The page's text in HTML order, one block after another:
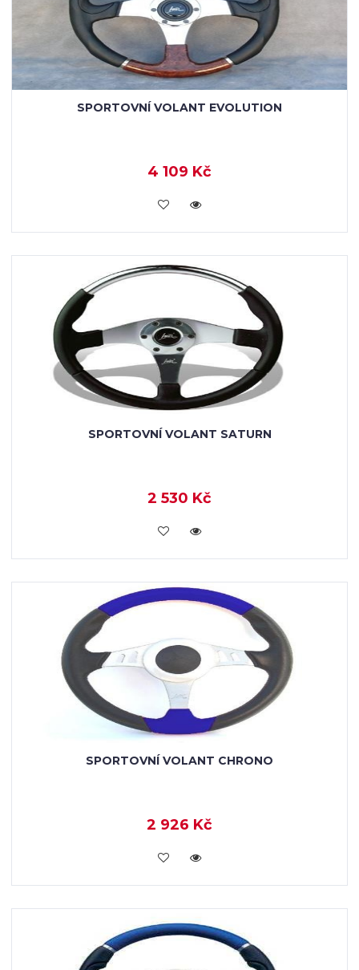
SPORTOVNÍ VOLANT EVOLUTION
4 109 Kč
KOUPIT
SPORTOVNÍ VOLANT SATURN
2 530 Kč
KOUPIT
SPORTOVNÍ VOLANT CHRONO
2 926 Kč
KOUPIT